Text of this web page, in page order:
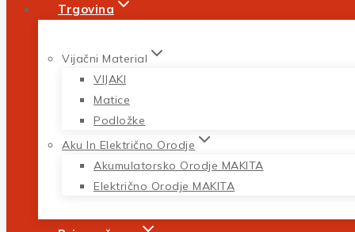
Trgovina
Vijačni Material
VIJAKI
Matice
Podložke
Aku In Električno Orodje
Akumulatorsko Orodje MAKITA
Električno Orodje MAKITA